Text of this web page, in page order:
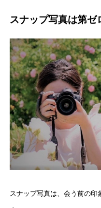
スナップ写真は第ゼ
スナップ写真は、会う前の印